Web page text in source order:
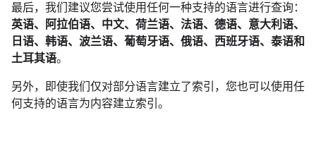
'(Chinese) 2008年败在何处？',
'(Spanish) Consideremos las economías avanzadas.',
'(Spanish) Los bienes producidos se caracterizaron
'(Arabic) إغلاق الفجوة الاستراتيجية في أوروبا',
'(English) Stalin was content to settle for an
'(English) Intelligence assets have been
'(Spanish) Hoy, envalentonados por la
'(Russian) Цены на золото чрезвычайно
最后，我们建议您尝试使用任何一种支持的语言进行查询：
英语、阿拉伯语、中文、荷兰语、法语、德语、意大利语、
日语、韩语、波兰语、葡萄牙语、俄语、西班牙语、泰语和
土耳其语。
另外，即使我们仅对部分语言建立了索引，您也可以使用任
何支持的语言为内容建立索引。